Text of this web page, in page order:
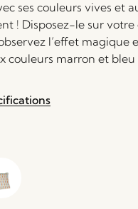
ses couleurs vives et
! Disposez-le sur
l’effet magique
couleurs marron et